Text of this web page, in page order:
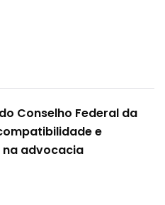
Conselho Federal da
e
advocacia